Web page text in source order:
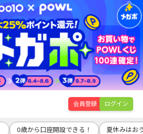
会員登録 ログイン
0歳から口座開設できる！ 夏休みはお